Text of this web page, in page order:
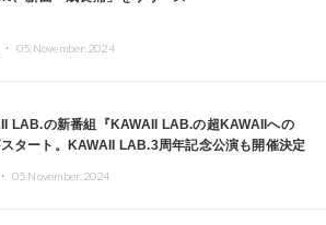
05.November.2024
LAB.の新番組『KAWAII LAB.の超KAWAIIへの
タート。KAWAII LAB.3周年記念公演も開催決定
05.November.2024